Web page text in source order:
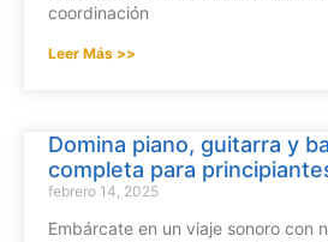
coordinación
Leer Más >>
Domina piano, guitarra y
completa para
febrero 14, 2025
Embárcate en un viaje sonoro con